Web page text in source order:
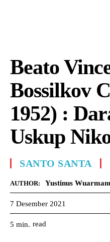
Beato
Bossilkov
1952) :
Uskup
SANTO SANTA
AUTHOR: Yustinus
7 Desember 2021
5 min. read